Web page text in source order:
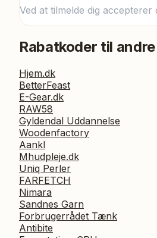
Ved at tilmelde dig accepterer
Rabatkoder til
Hjem.dk
BetterFeast
E-Gear.dk
RAW58
Gyldendal Uddannelse
Woodenfactory
Aankl
Mhudpleje.dk
Uniq Perler
FARFETCH
Nimara
Sandnes Garn
Forbrugerrådet Tænk
Antibite